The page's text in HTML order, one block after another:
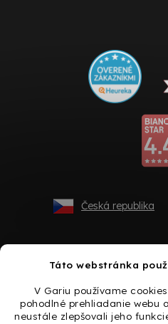
Táto webstránka
V Gariu používame
pohodlné prehliadanie webu
neustále zlepšovali jeho
Česká republika